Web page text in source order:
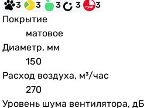
3 3 3 3 3
Покрытие
матовое
Диаметр, мм
150
Расход воздуха, м³/час
270
Уровень шума вентилятора, дБ